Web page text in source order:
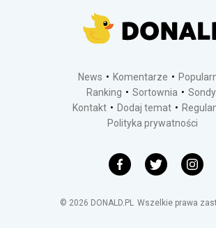
News Komentarze
Ranking
Sortownia
Sondy
Kontakt
Dodaj temat
Polityka prywatności
© 2026 DONALD.PL Wszelkie prawa